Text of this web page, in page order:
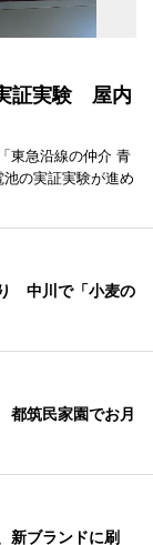
証実験 屋内
東急沿線の仲介 青
の実証実験が進め
中川で「小麦の
都筑民家園でお月
新ブランドに刷